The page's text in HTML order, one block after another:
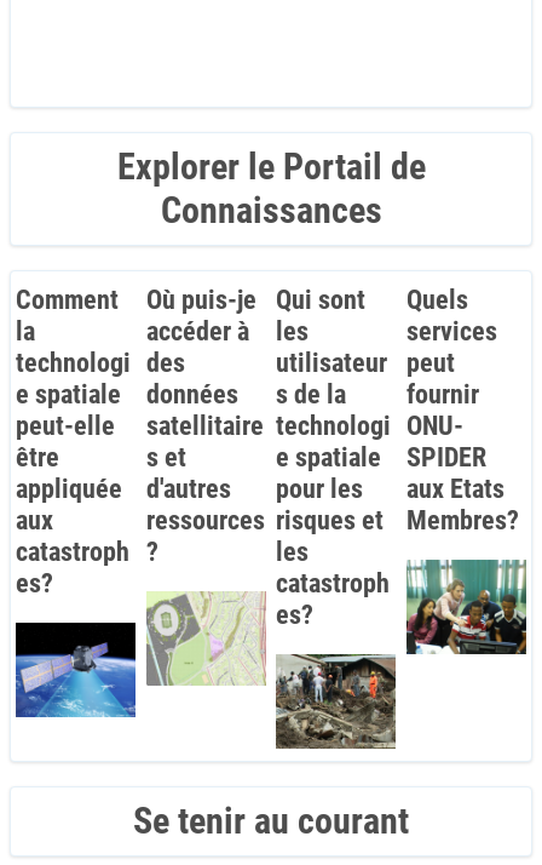
Explorer le Portail de
Connaissances
Comment
la
technologi
e spatiale
peut-elle
être
appliquée
aux
catastroph
es?
Où puis-je
accéder à
des
données
satellitaire
s et
d'autres
ressources
?
Qui sont
les
utilisateur
s de la
technologi
e spatiale
pour les
risques et
les
catastroph
es?
Quels
services
peut
fournir
ONU-
SPIDER
aux Etats
Membres?
Se tenir au courant